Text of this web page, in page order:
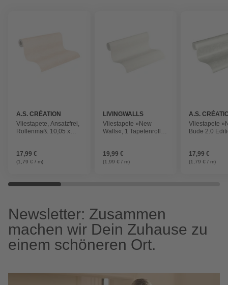
A.S. CRÉATION
Vliestapete, Ansatzfrei,
Rollenmaß: 10,05 x
17,99 €
(1,79 € / m)
LIVINGWALLS
Vliestapete »New
Walls«, 1 Tapetenrolle,
19,99 €
(1,99 € / m)
A.S.
Vliestapete
Bude 2.0
17,99 €
(1,79 € / m)
Newsletter: Zusammen
machen wir Dein Zuhause zu
einem schöneren Ort.